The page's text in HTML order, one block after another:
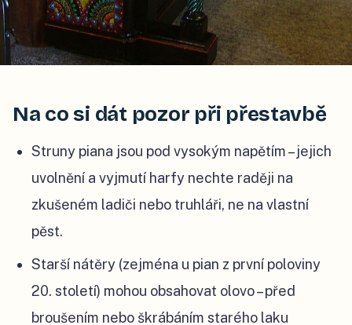
Na co si dát pozor při přestavbě
Struny piana jsou pod vysokým napětím – jejich
uvolnění a vyjmutí harfy nechte raději na
zkušeném ladiči nebo truhláři, ne na vlastní
pěst.
Starší nátěry (zejména u pian z první poloviny
20. století) mohou obsahovat olovo – před
broušením nebo škrábáním starého laku